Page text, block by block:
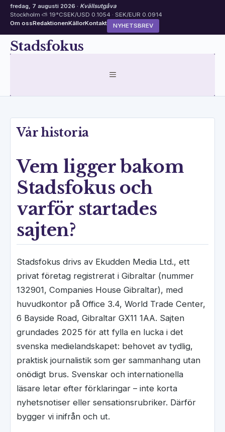
fredag, 7 augusti 2026 · Kvällsutgåva
Stockholm ⛅ 19°CSEK/USD 0.1054 · SEK/EUR 0.0914
Om ossRedaktionenKällorKontakt NYHETSBREV
HoppaStadsfokus
MENY
Vår historia
Vem ligger bakom
Stadsfokus och
varför startades
sajten?
Stadsfokus drivs av Ekudden Media Ltd., ett
privat företag registrerat i Gibraltar (nummer
132901, Companies House Gibraltar), med
huvudkontor på Office 3.4, World Trade Center,
6 Bayside Road, Gibraltar GX11 1AA. Sajten
grundades 2025 för att fylla en lucka i det
svenska medielandskapet: behovet av tydlig,
praktisk journalistik som ger sammanhang utan
onödigt brus. Svenskar och internationella
läsare letar efter förklaringar – inte korta
nyhetsnotiser eller sensationsrubriker. Därför
bygger vi inifrån och ut.